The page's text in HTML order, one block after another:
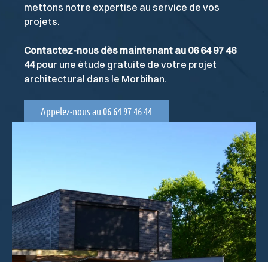
mettons notre expertise au service de vos
projets.
Contactez-nous dès maintenant au 06 64 97 46
44pour une étude gratuite de votre projet
architectural dans le Morbihan.
Appelez-nous au 06 64 97 46 44